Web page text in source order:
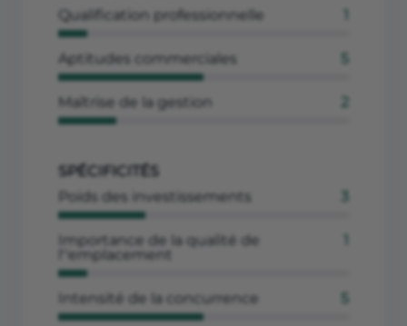
Qualification professionnelle
Aptitudes commerciales
Maîtrise de la gestion
SPÉCIFICITÉS
Poids des investissements
Importance de la qualité de
l''emplacement
Intensité de la concurrence